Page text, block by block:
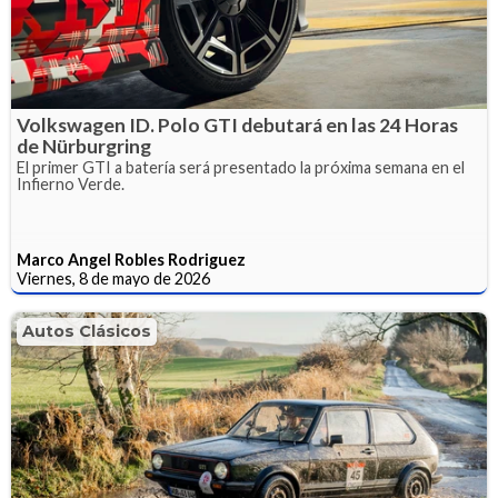
Volkswagen ID. Polo GTI debutará en las 24 Horas
de Nürburgring
El primer GTI a batería será presentado la próxima semana en el
Infierno Verde.
Marco Angel Robles Rodriguez
Viernes, 8 de mayo de 2026
Autos Clásicos